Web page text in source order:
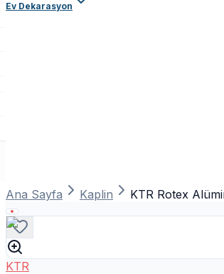
Ev Dekarasyon
Ana Sayfa Kaplin KTR Rotex
KTR